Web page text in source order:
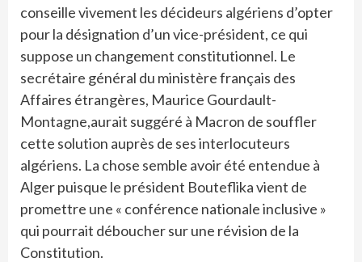
conseille vivement les décideurs algériens d’opter
pour la désignation d’un vice-président, ce qui
suppose un changement constitutionnel. Le
secrétaire général du ministère français des
Affaires étrangères, Maurice Gourdault-
Montagne,aurait suggéré à Macron de souffler
cette solution auprès de ses interlocuteurs
algériens. La chose semble avoir été entendue à
Alger puisque le président Bouteflika vient de
promettre une « conférence nationale inclusive »
qui pourrait déboucher sur une révision de la
Constitution.